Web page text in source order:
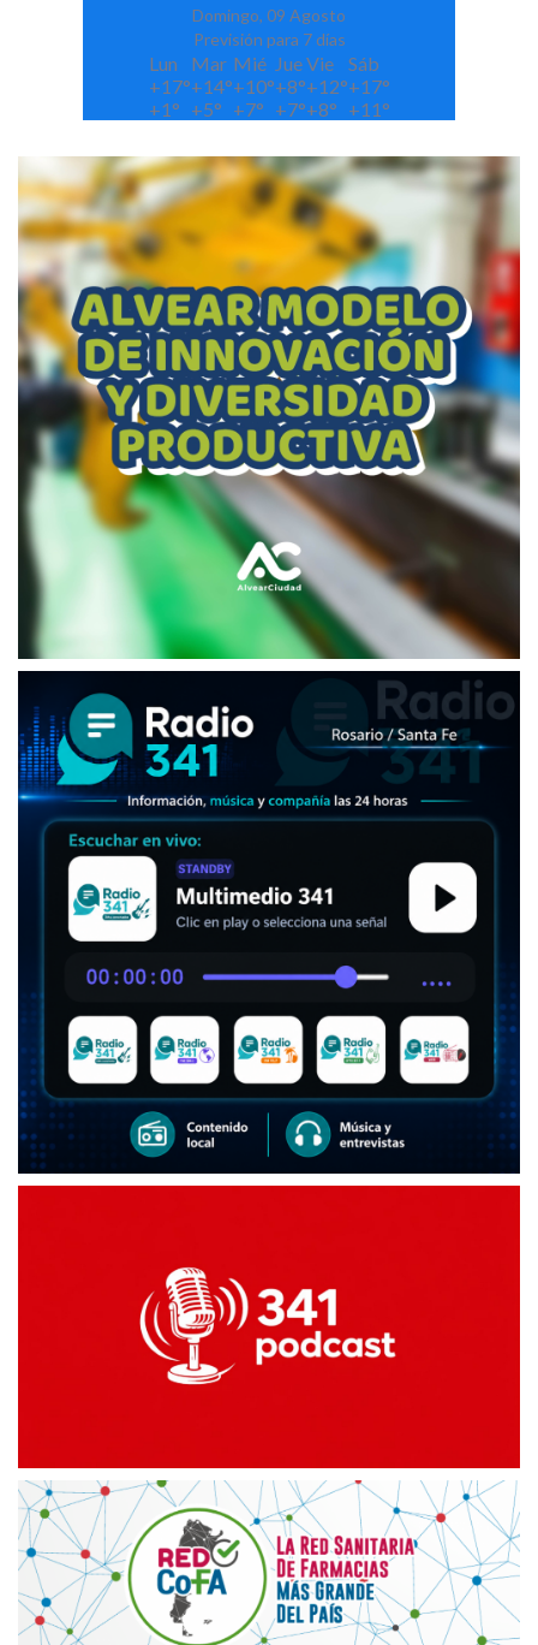
Domingo, 09 Agosto
Previsión para 7 días
Lun Mar Mié JueVie
Sáb
+17°+14°+10°+8°+12°+17°
+1° +5° +7° +7°+8° +11°